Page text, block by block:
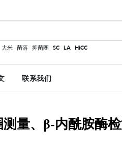
大米 菌落 抑菌圈 SC LA HiCC
联系我们
量、β-内酰胺酶